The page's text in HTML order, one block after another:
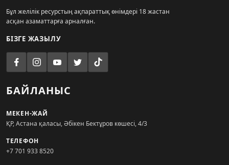
Бұл желілік ресурстың ақпараттық өнімдері 18 жастан
асқан азаматтарға арналған.
БІЗГЕ ЖАЗЫЛУ
БАЙЛАНЫС
МЕКЕН-ЖАЙ
ҚР, Астана қаласы, Әбікен Бектұров көшесі, 4/3
ТЕЛЕФОН
+7 701 933 8520